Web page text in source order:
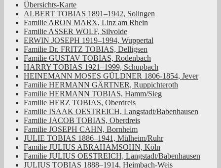
Übersichts-Karte
ALBERT TOBIAS 1891–1942, Solingen
Familie ARON MARX, Linz am Rhein
Familie ASSER WOLF, Silvolde
ERWIN JOSEPH 1919–1994, Wuppertal
Familie Dr. FRITZ TOBIAS, Delligsen
Familie GUSTAV TOBIAS, Rodenbach
HARRY TOBIAS 1921–1999, Schupbach
HEINEMANN MOSES GÜLDNER 1806-1854, Jever
Familie HERMANN GÄRTNER, Ruppichteroth
Familie HERMANN TOBIAS, Hamm/Sieg
Familie HERZ TOBIAS, Oberdreis
Familie ISAAK OESTREICH, Langstadt/Babenhausen
Familie JACOB TOBIAS, Oberdreis
Familie JOSEPH CAHN, Bornheim
JULIE TOBIAS 1886–1941, Mülheim/Ruhr
Familie JULIUS ABRAHAMSOHN, Köln
Familie JULIUS OESTREICH, Langstadt/Babenhausen
JULIUS TOBIAS 1888–1914, Heimbach-Weis